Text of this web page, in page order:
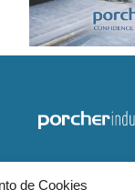
de Cookies